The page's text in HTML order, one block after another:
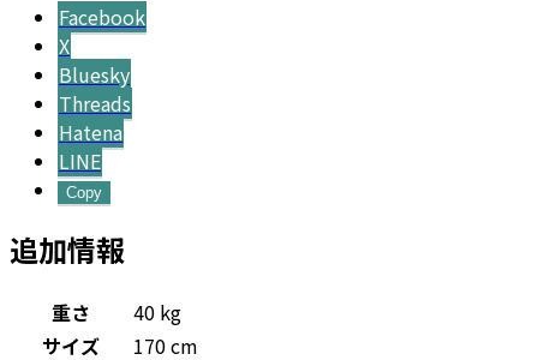
Facebook
X
Bluesky
Threads
Hatena
LINE
Copy
追加情報
重さ
40 kg
サイズ
170 cm